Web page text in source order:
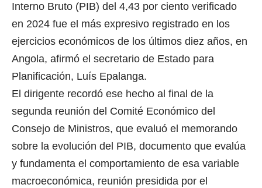
Interno Bruto (PIB) del 4,43 por ciento verificado
en 2024 fue el más expresivo registrado en los
ejercicios económicos de los últimos diez años, en
Angola, afirmó el secretario de Estado para
Planificación, Luís Epalanga.
El dirigente recordó ese hecho al final de la
segunda reunión del Comité Económico del
Consejo de Ministros, que evaluó el memorando
sobre la evolución del PIB, documento que evalúa
y fundamenta el comportamiento de esa variable
macroeconómica, reunión presidida por el